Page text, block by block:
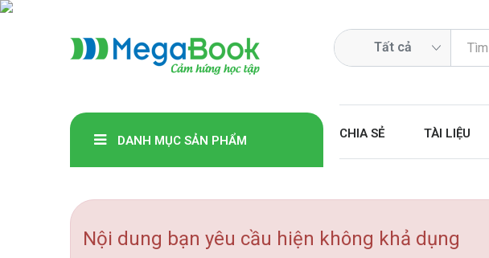
DANH MỤC SẢN PHẨM CHIA SẺ TÀI LIỆU
Nội dung bạn yêu cầu hiện không khả dụng